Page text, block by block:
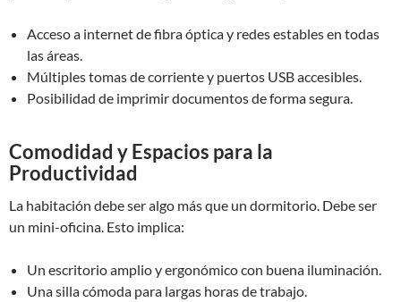
Acceso a internet de fibra óptica y redes estables en todas
las áreas.
Múltiples tomas de corriente y puertos USB accesibles.
Posibilidad de imprimir documentos de forma segura.
Comodidad y Espacios para la
Productividad
La habitación debe ser algo más que un dormitorio. Debe ser
un mini-oficina. Esto implica:
Un escritorio amplio y ergonómico con buena iluminación.
Una silla cómoda para largas horas de trabajo.